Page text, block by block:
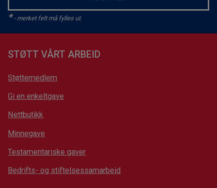
*- merket felt må fylles ut.
STØTT VÅRT ARBEID
Støttemedlem
Gi en enkeltgave
Nettbutikk
Minnegave
Testamentariske gaver
Bedrifts- og stiftelsessamarbeid